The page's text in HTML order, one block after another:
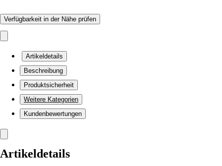
Verfügbarkeit in der Nähe prüfen
Artikeldetails
Beschreibung
Produktsicherheit
Weitere Kategorien
Kundenbewertungen
Artikeldetails